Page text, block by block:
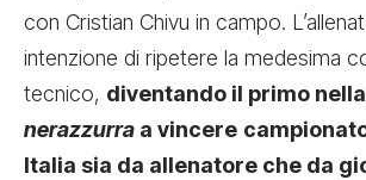
con Cristian Chivu in campo.
intenzione di ripetere la medesima
tecnico, diventando il primo
nerazzurra a vincere
Italia sia da allenatore che da